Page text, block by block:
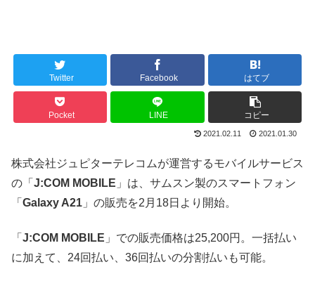
Twitter Facebook はてブ
Pocket LINE コピー
2021.02.11 2021.01.30
株式会社ジュピターテレコムが運営するモバイルサービス
の「 J:COM MOBILE 」は、サムスン製のスマートフォン
「 Galaxy A21 」の販売を2月18日より開始。
「 J:COM MOBILE 」での販売価格は25,200円。一括払い
に加えて、24回払い、36回払いの分割払いも可能。